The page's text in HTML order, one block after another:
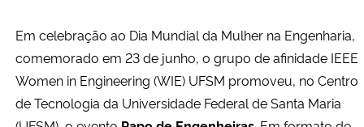
Ministério da Mulher, da Família e dos Direitos Humanos
Secretaria-Geral
Em celebração ao Dia Mundial da Mulher na Engenharia,
comemorado em 23 de junho, o grupo de afinidade IEEE
Women in Engineering (WIE) UFSM promoveu, no Centro
de Tecnologia da Universidade Federal de Santa Maria